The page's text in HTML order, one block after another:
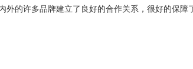
的许多品牌建立了良好的合作关系，很好的保障